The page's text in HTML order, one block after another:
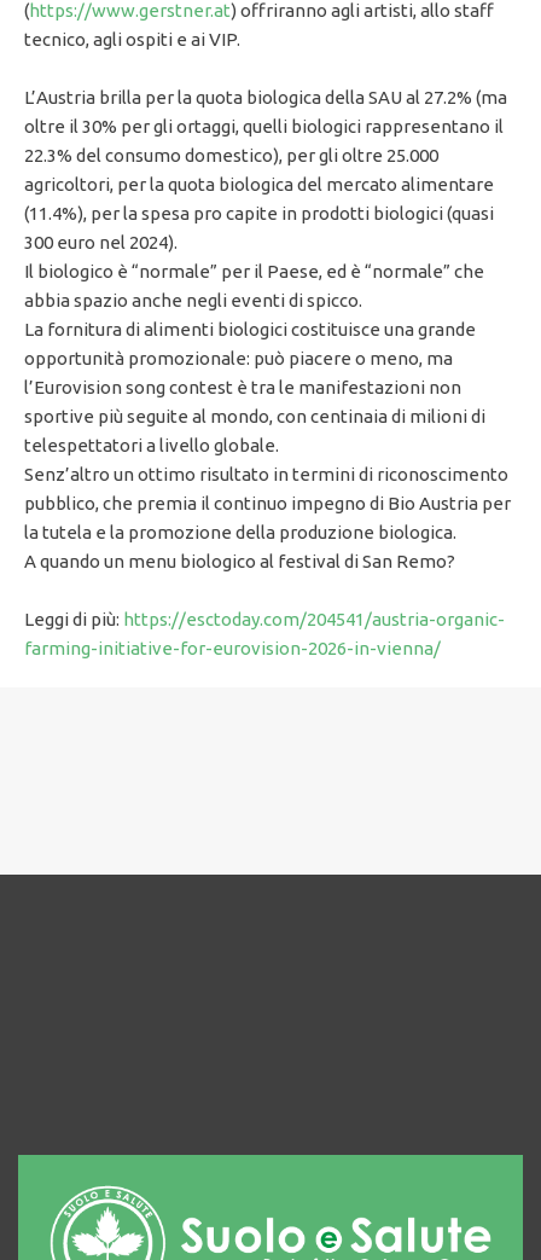
(https://www.gerstner.at) offriranno agli artisti, allo staff
tecnico, agli ospiti e ai VIP.
L’Austria brilla per la quota biologica della SAU al 27.2% (ma
oltre il 30% per gli ortaggi, quelli biologici rappresentano il
22.3% del consumo domestico), per gli oltre 25.000
agricoltori, per la quota biologica del mercato alimentare
(11.4%), per la spesa pro capite in prodotti biologici (quasi
300 euro nel 2024).
Il biologico è “normale” per il Paese, ed è “normale” che
abbia spazio anche negli eventi di spicco.
La fornitura di alimenti biologici costituisce una grande
opportunità promozionale: può piacere o meno, ma
l’Eurovision song contest è tra le manifestazioni non
sportive più seguite al mondo, con centinaia di milioni di
telespettatori a livello globale.
Senz’altro un ottimo risultato in termini di riconoscimento
pubblico, che premia il continuo impegno di Bio Austria per
la tutela e la promozione della produzione biologica.
A quando un menu biologico al festival di San Remo?
Leggi di più: https://esctoday.com/204541/austria-organic-
farming-initiative-for-eurovision-2026-in-vienna/